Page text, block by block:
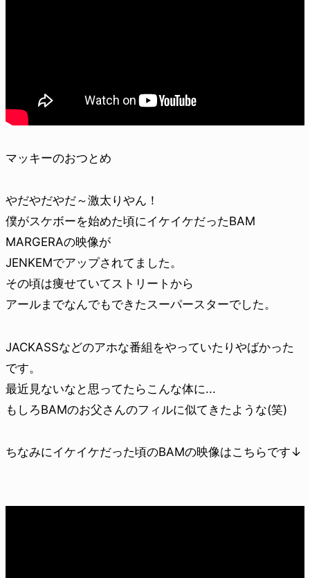
マッキーのおつとめ
やだやだやだ～激太りやん！
僕がスケボーを始めた頃にイケイケだったBAM
MARGERAの映像が
JENKEMでアップされてました。
その頃は痩せていてストリートから
アールまでなんでもできたスーパースターでした。
JACKASSなどのアホな番組をやっていたりやばかった
です。
最近見ないなと思ってたらこんな体に...
もしろBAMのお父さんのフィルに似てきたような(笑)
ちなみにイケイケだった頃のBAMの映像はこちらです↓